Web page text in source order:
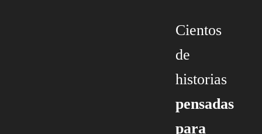
Cientos
de
historias
pensadas
para